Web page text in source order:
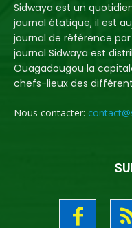
Sidwaya est un
journal étatique, il est
journal de référence
journal Sidwaya est
Ouagadougou la
chefs-lieux des
Nous contacter: